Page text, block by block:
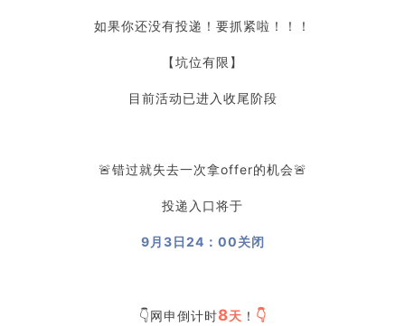
如果你还没有投递！要抓紧啦！！！
【坑位有限】
目前活动已进入收尾阶段
🚨错过就失去一次拿offer的机会🚨
投递入口将于
9月3日24：00关闭
👇网申倒计时8天 ！ 👇